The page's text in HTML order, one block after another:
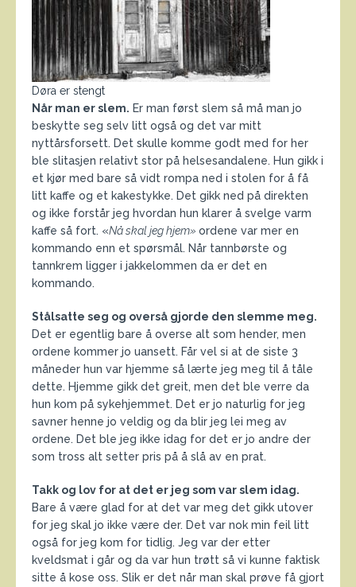
Døra er stengt
Når man er slem. Er man først slem så må man jo
beskytte seg selv litt også og det var mitt
nyttårsforsett. Det skulle komme godt med for her
ble slitasjen relativt stor på helsesandalene. Hun gikk i
et kjør med bare så vidt rompa ned i stolen for å få
litt kaffe og et kakestykke. Det gikk ned på direkten
og ikke forstår jeg hvordan hun klarer å svelge varm
kaffe så fort. «Nå skal jeg hjem» ordene var mer en
kommando enn et spørsmål. Når tannbørste og
tannkrem ligger i jakkelommen da er det en
kommando.
Stålsatte seg og overså gjorde den slemme meg.
Det er egentlig bare å overse alt som hender, men
ordene kommer jo uansett. Får vel si at de siste 3
måneder hun var hjemme så lærte jeg meg til å tåle
dette. Hjemme gikk det greit, men det ble verre da
hun kom på sykehjemmet. Det er jo naturlig for jeg
savner henne jo veldig og da blir jeg lei meg av
ordene. Det ble jeg ikke idag for det er jo andre der
som tross alt setter pris på å slå av en prat.
Takk og lov for at det er jeg som var slem idag.
Bare å være glad for at det var meg det gikk utover
for jeg skal jo ikke være der. Det var nok min feil litt
også for jeg kom for tidlig. Jeg var der etter
kveldsmat i går og da var hun trøtt så vi kunne faktisk
sitte å kose oss. Slik er det når man skal prøve få gjort